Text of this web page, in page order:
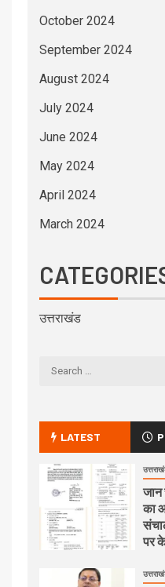
October 2024
September 2024
August 2024
July 2024
June 2024
May 2024
April 2024
March 2024
उत्तराखंड
LATEST
जान
का
पर